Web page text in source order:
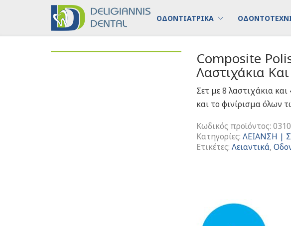
ΟΔΟΝΤΙΑΤΡΙΚΑ
Composite
Λαστιχάκια
Σετ με 8 λαστιχάκια
και το φινίρισμα όλων
Κωδικός προϊόντος:0310
Κατηγορίες:ΛΕΙΑΝΣΗ |
Ετικέτες:Λειαντικά,
Polishing